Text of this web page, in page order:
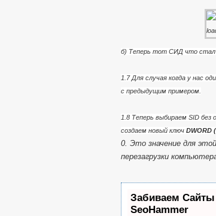
б) Теперь тот СИД что стал
1.7 Для случая когда у нас
с предыдущим примером.
1.8 Теперь выбираем SID без
создаем новый ключ DWORD
0. Это значение для
перезагрузки
Забиваем
SeoHammer